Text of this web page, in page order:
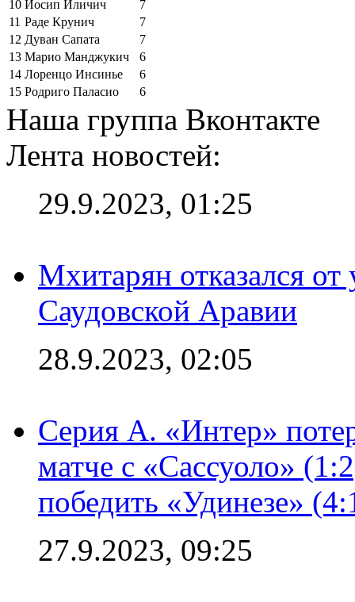
10 Йосип Иличич
7
11 Раде Крунич
7
12 Дуван Сапата
7
13 Марио Манджукич
6
14 Лоренцо Инсинье
6
15 Родриго Паласио 6
Наша группа Вконтакте
Лента новостей:
29.9.2023, 01:25
Мхитарян отказался от
Саудовской Аравии
28.9.2023, 02:05
Серия А. «Интер»
матче с «Сассуоло»
победить «Удинезе»
27.9.2023, 09:25